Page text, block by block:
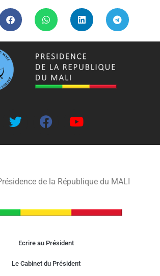
de la République du MALI
Ecrire au Président
Le Cabinet du Président